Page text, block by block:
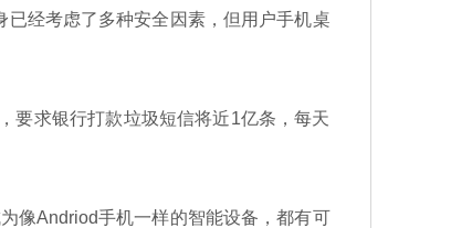
经考虑了多种安全因素，但用户手机桌
要求银行打款垃圾短信将近1亿条，每天
像Andriod手机一样的智能设备，都有可